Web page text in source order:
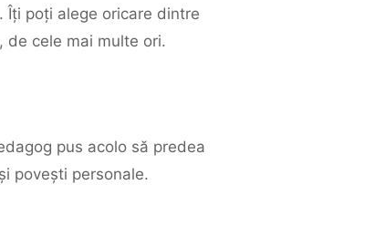
poți alege oricare dintre
de cele mai multe ori.
pus acolo să predea
povești personale.